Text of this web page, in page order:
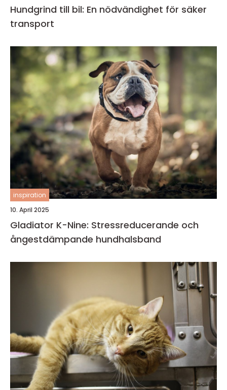
Hundgrind till bil: En nödvändighet för säker
transport
inspiration
10. April 2025
Gladiator K-Nine: Stressreducerande och
ångestdämpande hundhalsband